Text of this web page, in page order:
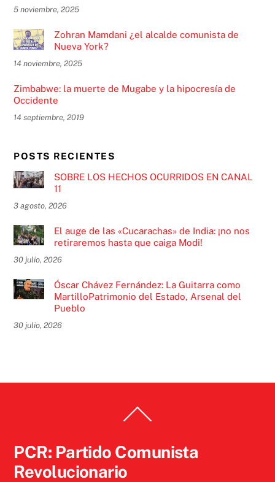
5 noviembre, 2025
Zohran Mamdani ¿el alcalde comunista de
Nueva York?
14 noviembre, 2025
Zimbabwe: la muerte de Mugabe y la hipocresía de
Occidente
14 septiembre, 2019
POSTS RECIENTES
SOBRE LOS HECHOS OCURRIDOS EN CANAL
11
3 agosto, 2026
El auge de las «Cucarachas» de India: ¡no nos
retiraremos hasta que caiga Modi!
30 julio, 2026
Óscar Chávez Fernández: La Guitarra como
MartilloPatrimonio del Estado, Arsenal del
Pueblo
30 julio, 2026
To
PCR: Partido Comunista
Revolucionario